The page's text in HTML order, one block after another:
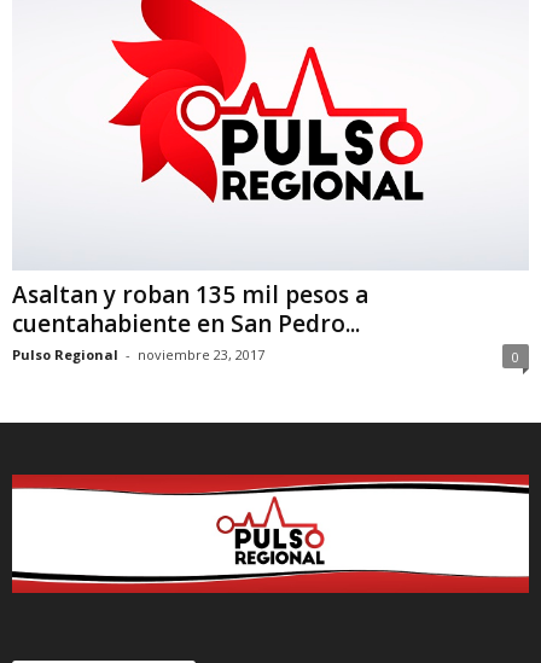
Asaltan y roban 135 mil pesos a
cuentahabiente en San Pedro...
Pulso Regional - noviembre 23, 2017 0